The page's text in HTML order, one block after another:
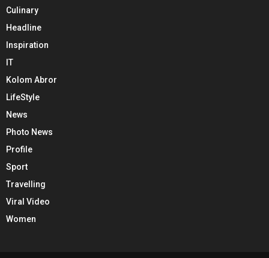
Culinary
Headline
Inspiration
IT
Kolom Abror
LifeStyle
News
Photo News
Profile
Sport
Travelling
Viral Video
Women